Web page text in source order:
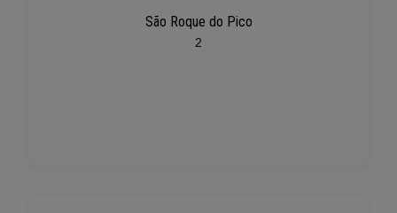
São Roque do Pico
2